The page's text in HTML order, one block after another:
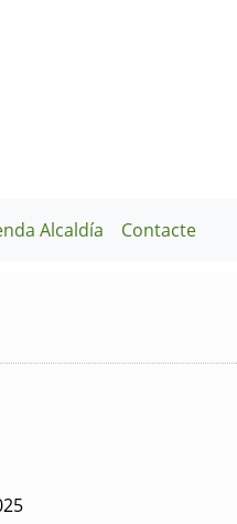
Alcaldía Contacte